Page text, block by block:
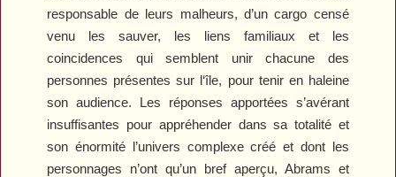
responsable de leurs malheurs, d’un cargo censé
venu les sauver, les liens familiaux et les
coincidences qui semblent unir chacune des
personnes présentes sur l‘île, pour tenir en haleine
son audience. Les réponses apportées s’avérant
insuffisantes pour appréhender dans sa totalité et
son énormité l’univers complexe créé et dont les
personnages n’ont qu’un bref aperçu, Abrams et